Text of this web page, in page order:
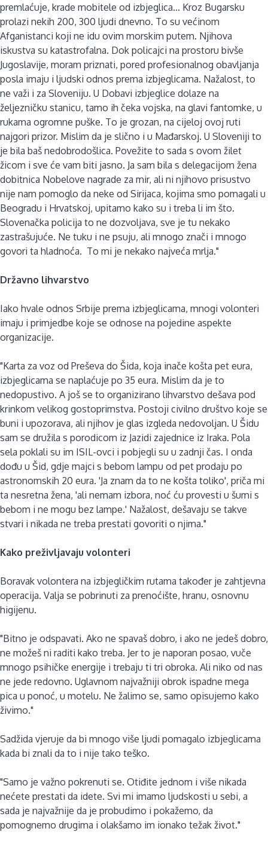
premlaćuje, krade mobitele od izbjeglica... Kroz Bugarsku
prolazi nekih 200, 300 ljudi dnevno. To su većinom
Afganistanci koji ne idu ovim morskim putem. Njihova
iskustva su katastrofalna. Dok policajci na prostoru bivše
Jugoslavije, moram priznati, pored profesionalnog obavljanja
posla imaju i ljudski odnos prema izbjeglicama. Nažalost, to
ne važi i za Sloveniju. U Dobavi izbjeglice dolaze na
željezničku stanicu, tamo ih čeka vojska, na glavi fantomke, u
rukama ogromne puške. To je grozan, na cijeloj ovoj ruti
najgori prizor. Mislim da je slično i u Mađarskoj. U Sloveniji to
je bila baš nedobrodošlica. Povežite to sada s ovom žilet
žicom i sve će vam biti jasno. Ja sam bila s delegacijom žena
dobitnica Nobelove nagrade za mir, ali ni njihovo prisustvo
nije nam pomoglo da neke od Sirijaca, kojima smo pomagali u
Beogradu i Hrvatskoj, upitamo kako su i treba li im što.
Slovenačka policija to ne dozvoljava, sve je tu nekako
zastrašujuće. Ne tuku i ne psuju, ali mnogo znači i mnogo
govori ta hladnoća. To mi je nekako najveća mrlja."
Državno lihvarstvo
Iako hvale odnos Srbije prema izbjeglicama, mnogi volonteri
imaju i primjedbe koje se odnose na pojedine aspekte
organizacije.
"Karta za voz od Preševa do Šida, koja inače košta pet eura,
izbjeglicama se naplaćuje po 35 eura. Mislim da je to
nedopustivo. A još se to organizirano lihvarstvo dešava pod
krinkom velikog gostoprimstva. Postoji civilno društvo koje se
buni i upozorava, ali njihov je glas izgleda nedovoljan. U Šidu
sam se družila s porodicom iz Jazidi zajednice iz Iraka. Pola
sela poklali su im ISIL-ovci i pobjegli su u zadnji čas. I onda
dođu u Šid, gdje majci s bebom lampu od pet prodaju po
astronomskih 20 eura. 'Ja znam da to ne košta toliko', priča mi
ta nesretna žena, 'ali nemam izbora, noć ću provesti u šumi s
bebom i ne mogu bez lampe.' Nažalost, dešavaju se takve
stvari i nikada ne treba prestati govoriti o njima."
Kako preživljavaju volonteri
Boravak volontera na izbjegličkim rutama također je zahtjevna
operacija. Valja se pobrinuti za prenoćište, hranu, osnovnu
higijenu.
"Bitno je odspavati. Ako ne spavaš dobro, i ako ne jedeš dobro,
ne možeš ni raditi kako treba. Jer to je naporan posao, vuče
mnogo psihičke energije i trebaju ti tri obroka. Ali niko od nas
ne jede redovno. Uglavnom najvažniji obrok ispadne mega
pica u ponoć, u motelu. Ne žalimo se, samo opisujemo kako
živimo."
Sadžida vjeruje da bi mnogo više ljudi pomagalo izbjeglicama
kada bi znali da to i nije tako teško.
"Samo je važno pokrenuti se. Otiđite jednom i više nikada
nećete prestati da idete. Svi mi imamo ljudskosti u sebi, a
sada je najvažnije da je probudimo i pokažemo, da
pomognemo drugima i olakšamo im ionako težak život."